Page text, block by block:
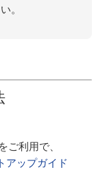
。
利用で、
アップガイド